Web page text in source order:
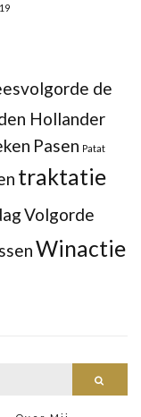
de
Hollander
Pasen Patat
traktatie
Volgorde
Winactie